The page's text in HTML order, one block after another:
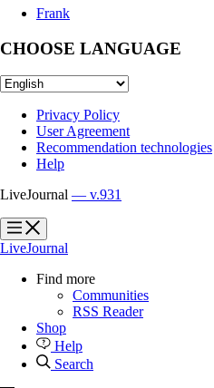
Frank
CHOOSE LANGUAGE
Privacy Policy
User Agreement
Recommendation technologies
Help
LiveJournal — v.931
?
?
LiveJournal
Find more
Communities
RSS Reader
Shop
Help
Search